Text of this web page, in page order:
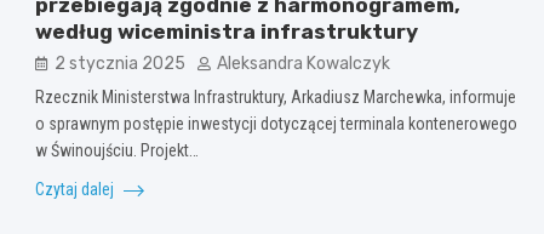
według wiceministra infrastruktury
2 stycznia 2025 Aleksandra Kowalczyk
Rzecznik Ministerstwa Infrastruktury, Arkadiusz Marchewka, informuje
o sprawnym postępie inwestycji dotyczącej terminala kontenerowego
w Świnoujściu. Projekt…
Czytaj dalej